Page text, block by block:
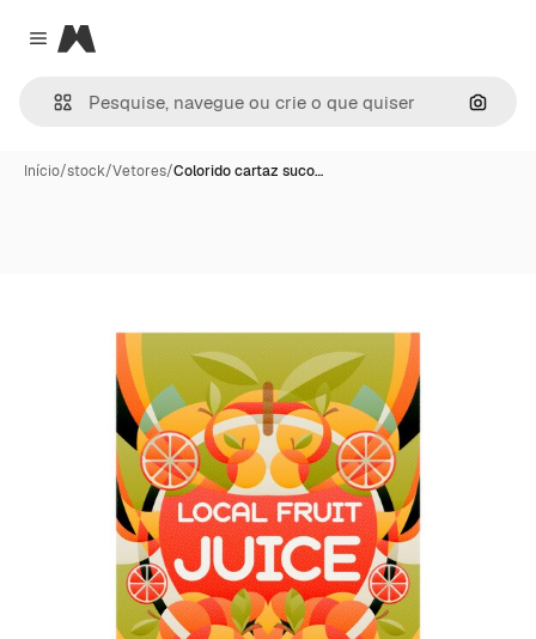
Close menu
Magnific
Início/stock/Vetores/Colorido cartaz suco…